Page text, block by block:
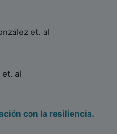
et. al
et. al
con la resiliencia.